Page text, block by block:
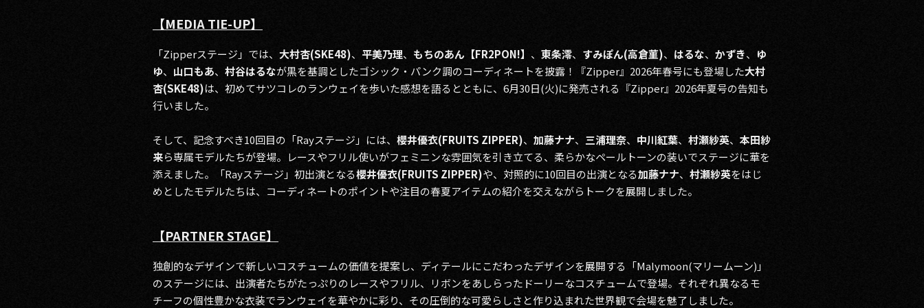
【MEDIA TIE-UP】
「Zipperステージ」では、 大村杏(SKE48)、 平美乃理、 もちのあん【FR2PON!】 、 東条澪、 すみぽん(高倉菫)、 はるな、 かずき、 ゆ
ゆ、 山口もあ、 村谷はるなが黒を基調としたゴシック・パンク調のコーディネートを披露！『Zipper』2026年春号にも登場した大村
杏(SKE48)は、初めてサツコレのランウェイを歩いた感想を語るとともに、6月30日(火)に発売される『Zipper』2026年夏号の告知も
行いました。
そして、記念すべき10回目の「Rayステージ」には、 櫻井優衣(FRUITS ZIPPER)、 加藤ナナ、 三浦理奈、 中川紅葉、 村瀬紗英、 本田紗
来ら専属モデルたちが登場。レースやフリル使いがフェミニンな雰囲気を引き立てる、柔らかなペールトーンの装いでステージに華を
添えました。「Rayステージ」初出演となる櫻井優衣(FRUITS ZIPPER)や、対照的に10回目の出演となる加藤ナナ、 村瀬紗英をはじ
めとしたモデルたちは、コーディネートのポイントや注目の春夏アイテムの紹介を交えながらトークを展開しました。
【PARTNER STAGE】
独創的なデザインで新しいコスチュームの価値を提案し、ディテールにこだわったデザインを展開する「Malymoon(マリームーン)」
のステージには、出演者たちがたっぷりのレースやフリル、リボンをあしらったドーリーなコスチュームで登場。それぞれ異なるモ
チーフの個性豊かな衣装でランウェイを華やかに彩り、その圧倒的な可愛らしさと作り込まれた世界観で会場を魅了しました。